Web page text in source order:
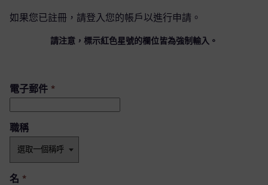
如果您已註冊，請登入您的帳戶以進行申請。
請注意，標示紅色星號的欄位皆為強制輸入。
電子郵件 *
職稱
名 *